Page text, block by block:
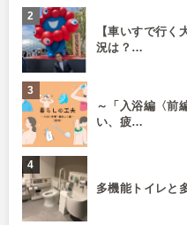
【車いすで行
況は？…
～「入浴編〈前
い、疲…
多機能トイレと